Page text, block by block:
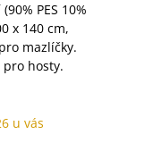
PES 10%
x 140 cm,
mazlíčky.
pro hosty.